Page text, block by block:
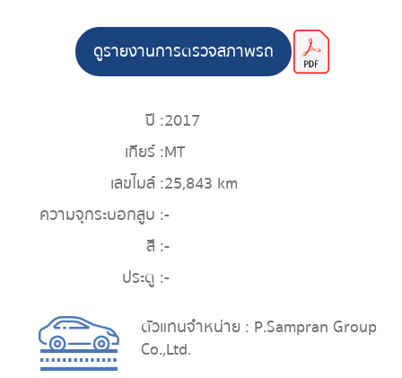
ดูรายงานการตรวจสภาพรถ
ปี :2017
เกียร์ :MT
เลขไมล์ :25,843 km
ความจุกระบอกสูบ :-
สี :-
ประตู :-
ตัวแทนจำหน่าย : P.Sampran Group
Co.,Ltd.